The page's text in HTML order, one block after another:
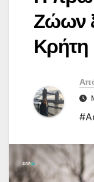
Ζώων
Κρήτη